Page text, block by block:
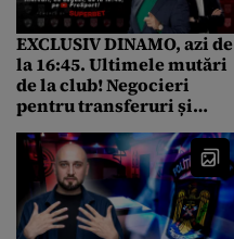
EXCLUSIV DINAMO, azi de
la 16:45. Ultimele mutări
de la club! Negocieri
pentru transferuri și
Dinamo